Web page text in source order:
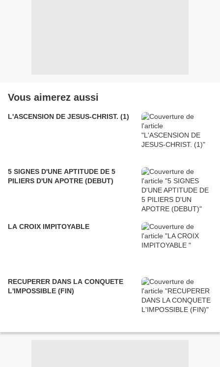
Vous aimerez aussi
L'ASCENSION DE JESUS-CHRIST. (1)
5 SIGNES D'UNE APTITUDE DE 5
PILIERS D'UN APOTRE (DEBUT)
LA CROIX IMPITOYABLE
RECUPERER DANS LA CONQUETE
L'IMPOSSIBLE (FIN)